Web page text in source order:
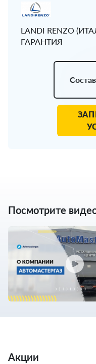
LANDI RENZO
ГАРАНТИЯ
Посмотрите
Акции